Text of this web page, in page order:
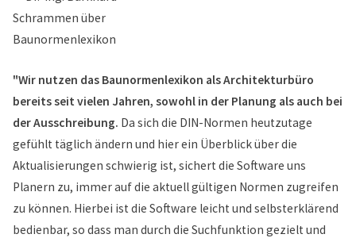
"Wir nutzen das Baunormenlexikon als Architekturbüro
bereits seit vielen Jahren, sowohl in der Planung als auch bei
der Ausschreibung. Da sich die DIN-Normen heutzutage
gefühlt täglich ändern und hier ein Überblick über die
Aktualisierungen schwierig ist, sichert die Software uns
Planern zu, immer auf die aktuell gültigen Normen zugreifen
zu können. Hierbei ist die Software leicht und selbsterklärend
bedienbar, so dass man durch die Suchfunktion gezielt und